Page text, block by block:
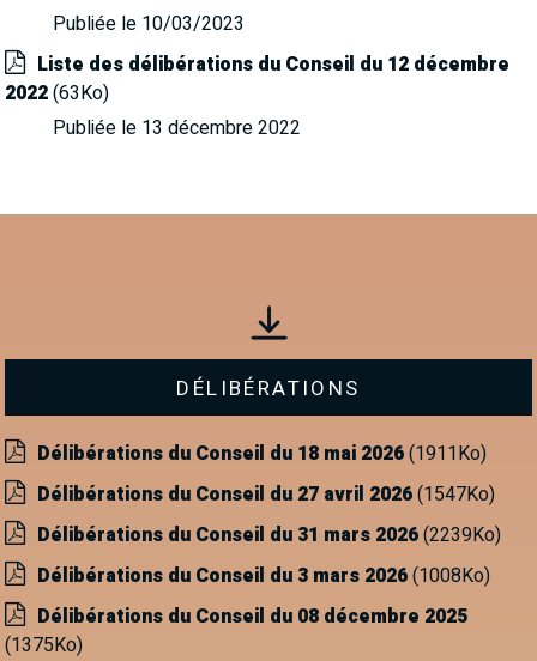
Publiée le 10/03/2023
Liste des délibérations du Conseil du 12 décembre
2022(63Ko)
Publiée le 13 décembre 2022
Délibérations
Délibérations du Conseil du 18 mai 2026(1911Ko)
Délibérations du Conseil du 27 avril 2026(1547Ko)
Délibérations du Conseil du 31 mars 2026(2239Ko)
Délibérations du Conseil du 3 mars 2026(1008Ko)
Délibérations du Conseil du 08 décembre 2025
(1375Ko)